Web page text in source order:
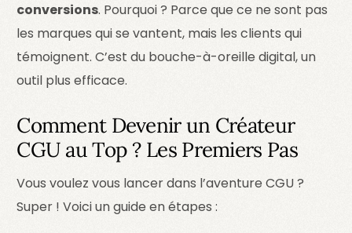
conversions. Pourquoi ? Parce que ce ne sont pas
les marques qui se vantent, mais les clients qui
témoignent. C’est du bouche-à-oreille digital, un
outil plus efficace.
Comment Devenir un Créateur
CGU au Top ? Les Premiers Pas
Vous voulez vous lancer dans l’aventure CGU ?
Super ! Voici un guide en étapes :